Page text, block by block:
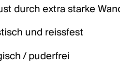
durch extra starke
und reissfest
/ puderfrei